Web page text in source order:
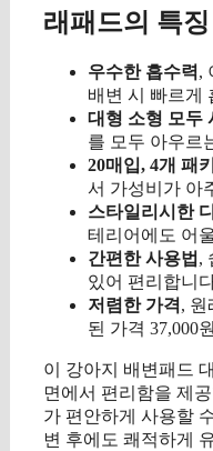
래패드의 특징
우수한 흡수력 ,
배변 시 빠르게
대형 소형 모두
를 모두 아우르
20매입, 4개 패
서 가성비가 아
스타일리시한
테리어에도 어
간편한 사용법 ,
있어 편리합니
저렴한 가격 , 원
된 가격 37,000
이 강아지 배변패드
면에서 편리함을 제
가 편안하게 사용할
변 후에도 쾌적하게